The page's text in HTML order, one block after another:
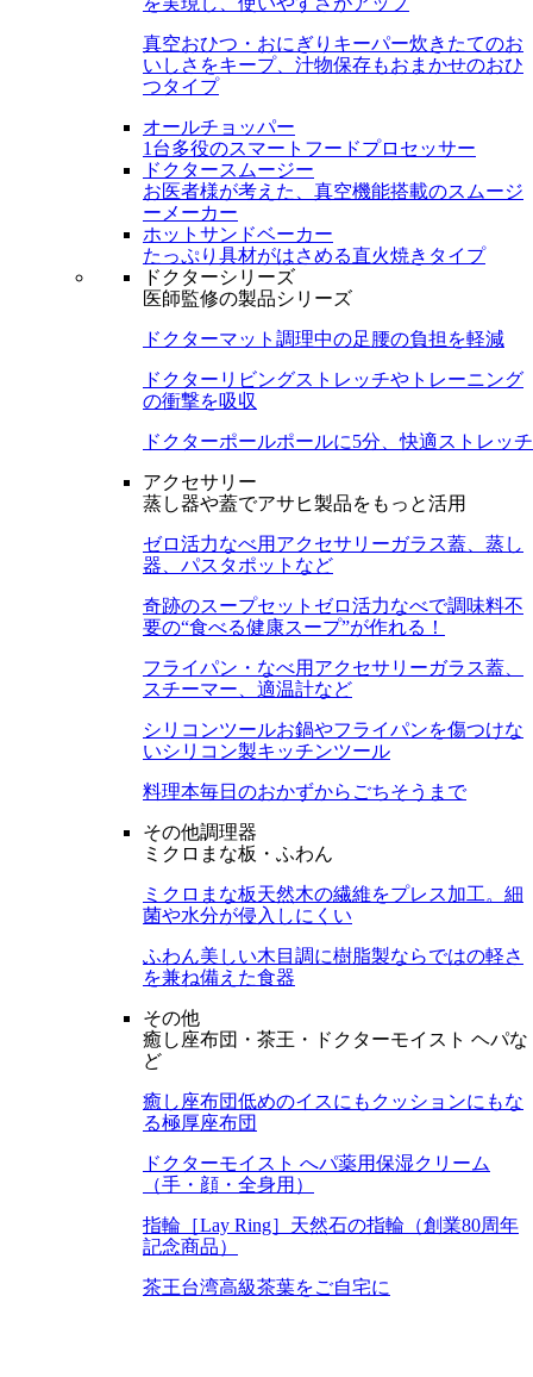
真空おひつ・おにぎりキーパー炊きたてのお
いしさをキープ、汁物保存もおまかせのおひ
つタイプ
オールチョッパー
1台多役のスマートフードプロセッサー
ドクタースムージー
お医者様が考えた、真空機能搭載のスムージ
ーメーカー
ホットサンドベーカー
たっぷり具材がはさめる直火焼きタイプ
ドクターシリーズ
医師監修の製品シリーズ
ドクターマット 調理中の足腰の負担を軽減
ドクターリビングストレッチやトレーニング
の衝撃を吸収
ドクターポールポールに5分、快適ストレッチ
アクセサリー
蒸し器や蓋でアサヒ製品をもっと活用
ゼロ活力なべ用アクセサリーガラス蓋、蒸し
器、パスタポットなど
奇跡のスープセット ゼロ活力なべで調味料不
要の“食べる健康スープ”が作れる！
フライパン・なべ用アクセサリーガラス蓋、
スチーマー、適温計など
シリコンツールお鍋やフライパンを傷つけな
いシリコン製キッチンツール
料理本毎日のおかずからごちそうまで
その他調理器
ミクロまな板・ふわん
ミクロまな板天然木の繊維をプレス加工。細
菌や水分が侵入しにくい
ふわん美しい木目調に樹脂製ならではの軽さ
を兼ね備えた食器
その他
癒し座布団・茶王・ドクターモイスト ヘパな
ど
癒し座布団低めのイスにもクッションにもな
る極厚座布団
ドクターモイスト へパ薬用保湿クリーム
（手・顔・全身用）
指輪［Lay Ring］ 天然石の指輪（創業80周年
記念商品）
茶王台湾高級茶葉をご自宅に